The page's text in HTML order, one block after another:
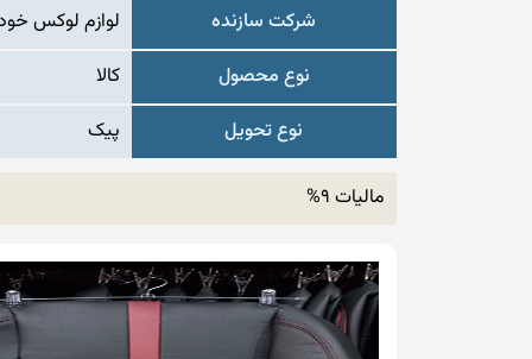
شرکت سازنده
لوازم لوکس
نوع محصول
کالا
نوع تحویل
پیک
مالیات 9%